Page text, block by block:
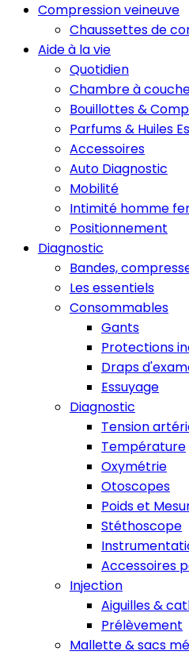
Compression veineuve
Chaussettes de
Aide à la vie
Quotidien
Chambre à
Bouillottes &
Parfums & Huiles
Accessoires
Auto Diagnostic
Mobilité
Intimité homme
Positionnement
Diagnostic
Bandes,
Les essentiels
Consommables
Gants
Protections
Draps
Essuyage
Diagnostic
Tension
Température
Oxymétrie
Otoscopes
Poids et
Stéthoscope
Accessoires
Injection
Aiguilles &
Prélèvement
Mallette & sacs